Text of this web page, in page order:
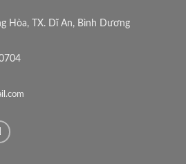
Hòa, TX. Dĩ An, Bình Dương